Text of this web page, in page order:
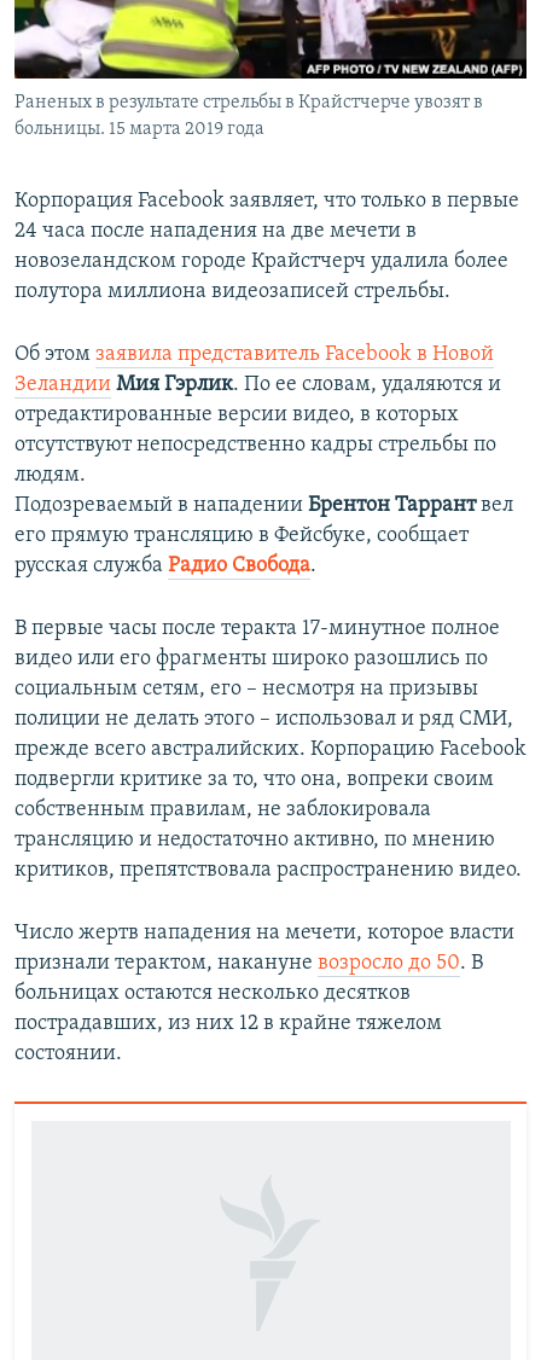
ПОБЕДИТЕЛЕЙ НЕ СУДЯТ?
КРЫМ.НЕПОКОРЕННЫЙ
ELIFBE
ПРИСОЕДИНЯЙТЕСЬ!
Все сайты RFE/RL
Раненых в результате стрельбы в Крайстчерче увозят в
больницы. 15 марта 2019 года
Корпорация Facebook заявляет, что только в первые
24 часа после нападения на две мечети в
новозеландском городе Крайстчерч удалила более
полутора миллиона видеозаписей стрельбы.
Об этом заявила представитель Facebook в Новой
Зеландии Мия Гэрлик. По ее словам, удаляются и
отредактированные версии видео, в которых
отсутствуют непосредственно кадры стрельбы по
людям.
Подозреваемый в нападении Брентон Таррантвел
его прямую трансляцию в Фейсбуке, сообщает
русская служба Радио Свобода.
В первые часы после теракта 17-минутное полное
видео или его фрагменты широко разошлись по
социальным сетям, его – несмотря на призывы
полиции не делать этого – использовал и ряд СМИ,
прежде всего австралийских. Корпорацию Facebook
подвергли критике за то, что она, вопреки своим
собственным правилам, не заблокировала
трансляцию и недостаточно активно, по мнению
критиков, препятствовала распространению видео.
Число жертв нападения на мечети, которое власти
признали терактом, накануне возросло до 50. В
больницах остаются несколько десятков
пострадавших, из них 12 в крайне тяжелом
состоянии.